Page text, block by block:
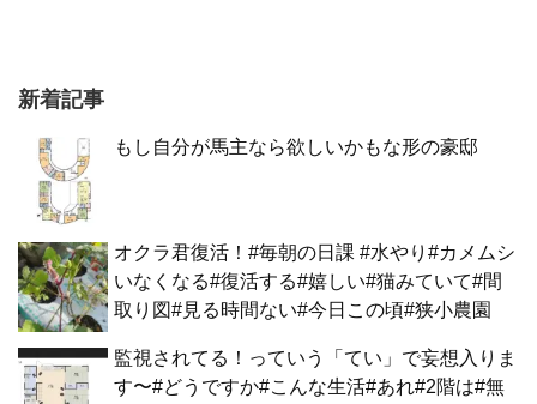
新着記事
もし自分が馬主なら欲しいかもな形の豪邸
オクラ君復活！#毎朝の日課 #水やり#カメムシ
いなくなる#復活する#嬉しい#猫みていて#間
取り図#見る時間ない#今日この頃#狭小農園
監視されてる！っていう「てい」で妄想入りま
す〜#どうですか#こんな生活#あれ#2階は#無